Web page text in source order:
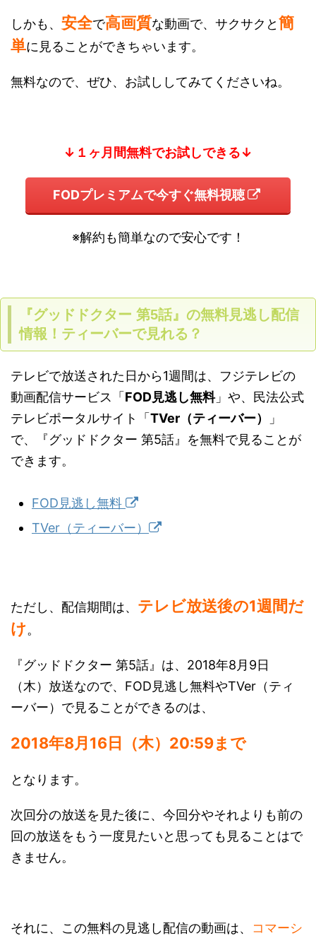
しかも、 安全で高画質な動画で、サクサクと簡
単に見ることができちゃいます。
無料なので、ぜひ、お試ししてみてくださいね。
↓１ヶ月間無料でお試しできる↓
FODプレミアムで今すぐ無料視聴
※解約も簡単なので安心です！
『グッドドクター 第5話』の無料見逃し配信
情報！ティーバーで見れる？
テレビで放送された日から1週間は、フジテレビの
動画配信サービス「 FOD見逃し無料」や、民法公式
テレビポータルサイト「 TVer（ティーバー）
」
で、『グッドドクター 第5話』を無料で見ることが
できます。
FOD見逃し無料
TVer（ティーバー）
ただし、配信期間は、 テレビ放送後の1週間だ
け。
『グッドドクター 第5話』は、2018年8月9日
（木）放送なので、FOD見逃し無料やTVer（ティ
ーバー）で見ることができるのは、
2018年8月16日（木）20:59まで
となります。
次回分の放送を見た後に、今回分やそれよりも前の
回の放送をもう一度見たいと思っても見ることはで
きません。
それに、この無料の見逃し配信の動画は、 コマーシ